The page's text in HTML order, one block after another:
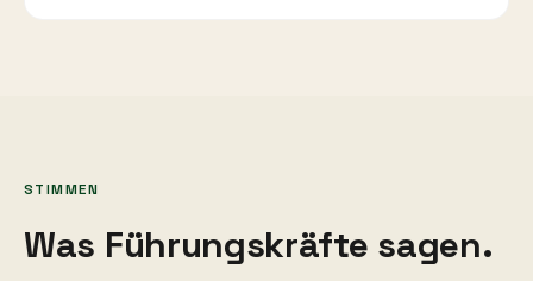
STIMMEN
Was Führungskräfte sagen.